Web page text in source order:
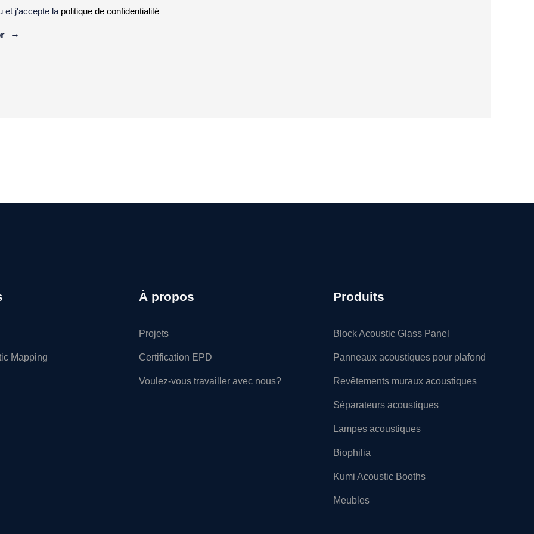
et j'accepte la politique de confidentialité
Mapping
À propos
Projets
Certification EPD
Voulez-vous travailler avec nous?
Produits
Block Acoustic Glass Panel
Panneaux acoustiques pour plafond
Revêtements muraux acoustiques
Séparateurs acoustiques
Lampes acoustiques
Biophilia
Kumi Acoustic Booths
Meubles